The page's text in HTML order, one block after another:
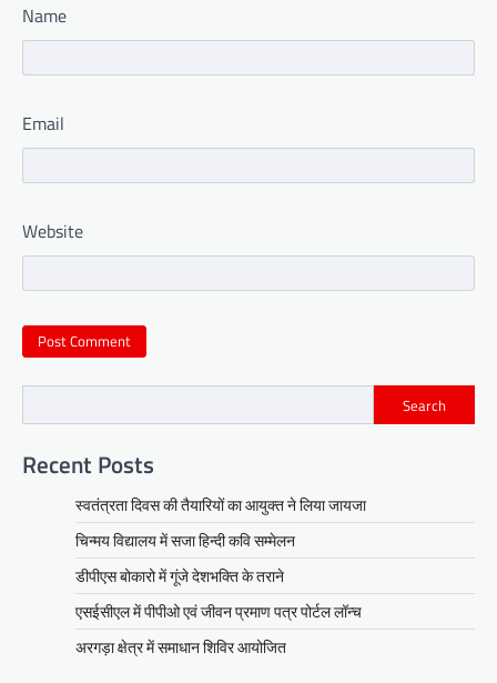
Name
Email
Website
Search
Recent Posts
स्वतंत्रता दिवस की तैयारियों का आयुक्त ने लिया जायजा
चिन्मय विद्यालय में सजा हिन्दी कवि सम्मेलन
डीपीएस बोकारो में गूंजे देशभक्ति के तराने
एसईसीएल में पीपीओ एवं जीवन प्रमाण पत्र पोर्टल लॉन्च
अरगड़ा क्षेत्र में समाधान शिविर आयोजित